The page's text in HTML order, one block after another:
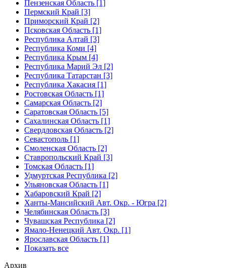
Пензенская Область [1]
Пермский Край [3]
Приморский Край [2]
Псковская Область [1]
Республика Алтай [3]
Республика Коми [4]
Республика Крым [4]
Республика Марий Эл [2]
Республика Татарстан [3]
Республика Хакасия [1]
Ростовская Область [1]
Самарская Область [2]
Саратовская Область [5]
Сахалинская Область [1]
Свердловская Область [2]
Севастополь [1]
Смоленская Область [2]
Ставропольский Край [3]
Томская Область [1]
Удмуртская Республика [2]
Ульяновская Область [1]
Хабаровский Край [2]
Ханты-Мансийский Авт. Окр. - Югра [2]
Челябинская Область [3]
Чувашская Республика [2]
Ямало-Ненецкий Авт. Окр. [1]
Ярославская Область [1]
Показать все
Архив